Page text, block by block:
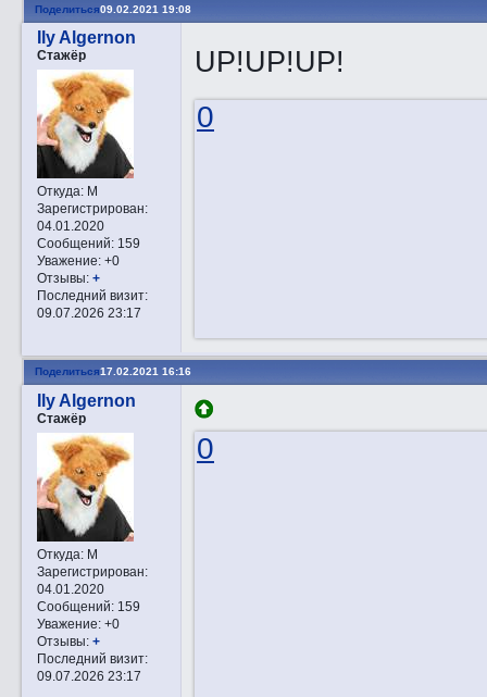
Поделиться09.02.2021 19:08
Ily Algernon
Стажёр
Откуда:М
Зарегистрирован:
04.01.2020
Сообщений:159
Уважение: +0
Отзывы: +
Последний визит:
09.07.2026 23:17
UP!UP!UP!
0
Поделиться17.02.2021 16:16
Ily Algernon
Стажёр
Откуда:М
Зарегистрирован:
04.01.2020
Сообщений:159
Уважение: +0
Отзывы: +
Последний визит:
09.07.2026 23:17
0